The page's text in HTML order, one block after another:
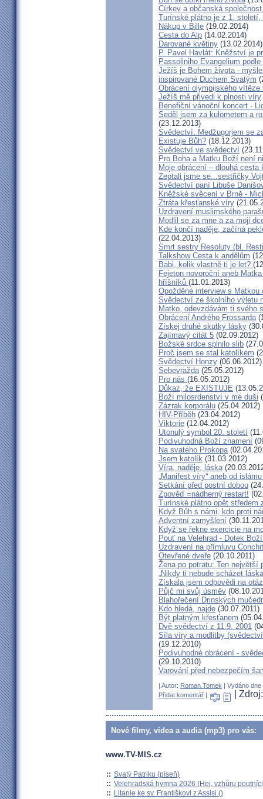
Církev a občanská
Turínské plátno je z 1.
Nákup v Bille (19.02.2014)
Cesta do Alp (14.02.2014)
Darované květiny (13.02.2014)
P. Pavel Havlát: Kněžství je
Passoliniho Evangelium
Ježíš je Bohem života -
inspirované Duchem Svatým
Obrácení olympijského vítěze
Ježíš mě přivedl k plnosti víry
Benefiční vánoční koncert -
Seděl jsem za kulometem a
(23.12.2013)
Svědectví: Medžugorjem se
Existuje Bůh? (18.12.2013)
Svědectví ve svědectví
Pro Boha a Matku Boží není
Moje obrácení – dlouhá cesta
Zeptali jsme se...sestřičky
Svědectví paní Libuše
Kněžské svěcení v Brně -
Ztráta křesťanské víry
Uzdravení muslimského
Modlil se za mne a za moji
Kde končí naděje, začíná
(22.04.2013)
Smrt sestry Resoluty (bl.
Talkshow Cesta k andělům
Babi, kolik vlastně ti je let?
Fejeton novoroční aneb
hříšníků (11.01.2013)
Opožděné interview s
Svědectví ze školního výletu
Matko, odevzdávám ti svého
Obrácení Andrého Frossarda
Získej druhé skutky lásky
Zajímavý citát 5 (02.09.2012)
Božské srdce splnilo slib
Proč jsem se stal katolíkem
Svědectví Honzy (06.06.2012)
Sebevražda(25.05.2012)
Pro nás (16.05.2012)
Důkaz, že EXISTUJE
Boží milosrdenství v mé duši
Zázrak korporálu (25.04.2012)
HIV-Příběh (23.04.2012)
Viktorie (12.04.2012)
Utonulý symbol 20. století
Podivuhodná Boží znamení
Na svatého Prokopa
Jsem katolík (31.03.2012)
Víra, naděje, láska
„Manifest víry“ aneb od
Setkání před postní dobou
Zpověď =nádherný restart!
Turínské plátno opět středem
Když Bůh s námi, kdo proti
Adventní zamyšlení
Když se řekne exercicie na
Pouť na Velehrad - Dotek
Uzdravení na přímluvu
Otevřené dveře (20.10.2011)
Žena po potratu: Ten největší
„Nikdy ti nebude scházet
Získala jsem odpovědi na
Půjč mi svůj úsměv
Blahořečení Drinských
Kdo hledá, najde (30.07.2011)
Být platným křesťanem
Dvě svědectví z 11.9. 2001
Síla víry a modlitby
(19.12.2010)
Podivuhodné obrácení -
(29.10.2010)
Varování před nebezpečím
| Autor: Roman Tomek | Vydáno
Přidat komentář | |
Nové filmy, videa a audia (mp3) pro vás:
www.TV-MIS.cz
:: Svatý Patriku (píseň)
:: Velehradská hymna 2026 (Hej, vzhůru
:: Litanie ke sv. Františkovi z Assisi ()